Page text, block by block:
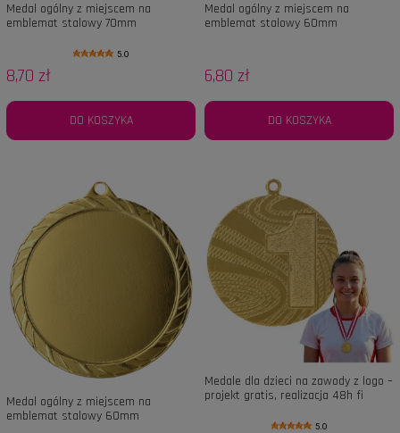
Medal ogólny z miejscem na
emblemat stalowy 70mm
5.0
8,70 zł
DO KOSZYKA
Medal ogólny z miejscem na
emblemat stalowy 60mm
6,80 zł
DO KOSZYKA
Medal ogólny z miejscem na
emblemat stalowy 60mm
Medale dla dzieci na zawody z logo –
projekt gratis, realizacja 48h fi
5.0